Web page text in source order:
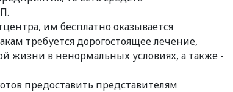
им бесплатно оказывается
требуется дорогостоящее лечение,
жизни в ненормальных условиях, а также -
предоставить представителям